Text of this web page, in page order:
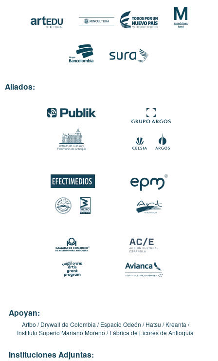
Aliados:
Apoyan:
Artbo Drywall de Colombia Espacio Odeón Hatsu
Kreanta
Instituto Superio Mariano Moreno
Fábrica de Licores de Antioquia
Instituciones Adjuntas: